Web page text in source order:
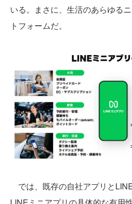
いる。まさに、生活のあらゆる
トフォームだ。
では、既存の自社アプリと